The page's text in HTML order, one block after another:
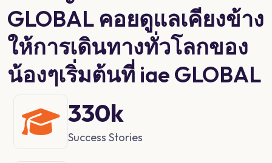
GLOBAL คอยดูแลเคียงข้าง
ให้การเดินทางทั่วโลกของ
น้องๆเริ่มต้นที่ iae GLOBAL
400k
Success Stories